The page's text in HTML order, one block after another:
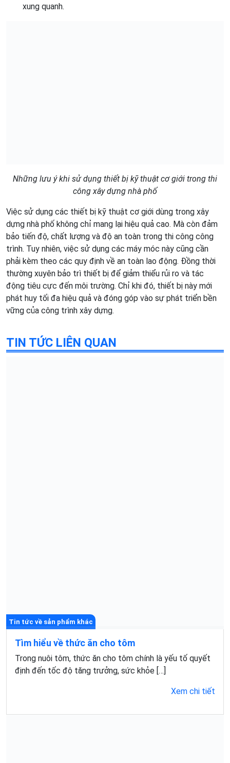
xung quanh.
Những lưu ý khi sử dụng thiết bị kỹ thuật cơ giới trong thi
công xây dựng nhà phố
Việc sử dụng các thiết bị kỹ thuật cơ giới dùng trong xây
dựng nhà phố không chỉ mang lại hiệu quả cao. Mà còn đảm
bảo tiến độ, chất lượng và độ an toàn trong thi công công
trình. Tuy nhiên, việc sử dụng các máy móc này cũng cần
phải kèm theo các quy định về an toàn lao động. Đồng thời
thường xuyên bảo trì thiết bị để giảm thiểu rủi ro và tác
động tiêu cực đến môi trường. Chỉ khi đó, thiết bị này mới
phát huy tối đa hiệu quả và đóng góp vào sự phát triển bền
vững của công trình xây dựng.
TIN TỨC LIÊN QUAN
Tin tức về sản phẩm khác
Tìm hiểu về thức ăn cho tôm
Trong nuôi tôm, thức ăn cho tôm chính là yếu tố quyết
định đến tốc độ tăng trưởng, sức khỏe […]
Xem chi tiết